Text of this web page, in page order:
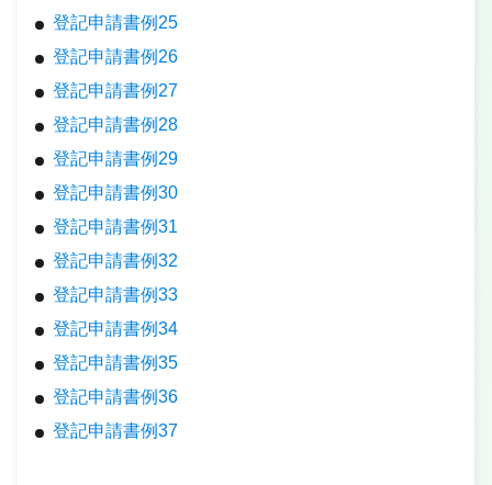
登記申請書例25
登記申請書例26
登記申請書例27
登記申請書例28
登記申請書例29
登記申請書例30
登記申請書例31
登記申請書例32
登記申請書例33
登記申請書例34
登記申請書例35
登記申請書例36
登記申請書例37